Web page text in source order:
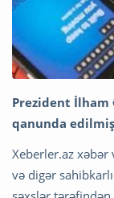
Prezident İlham
qanunda
Xeberler.az xəbər
və digər